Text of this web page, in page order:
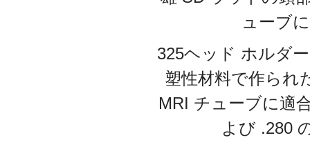
ューブ
325ヘッド ホルダ
塑性材料で作られ
MRI チューブに適
よび .280